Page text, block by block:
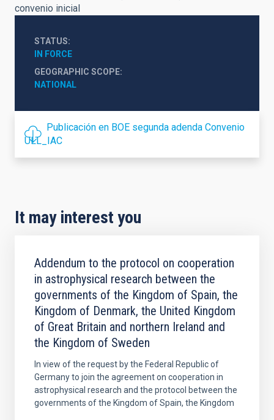
convenio inicial
STATUS
IN FORCE
GEOGRAPHIC SCOPE
NATIONAL
Publicación en BOE segunda adenda Convenio
ULL_IAC
It may interest you
Addendum to the protocol on cooperation
in astrophysical research between the
governments of the Kingdom of Spain, the
Kingdom of Denmark, the United Kingdom
of Great Britain and northern Ireland and
the Kingdom of Sweden
In view of the request by the Federal Republic of
Germany to join the agreement on cooperation in
astrophysical research and the protocol between the
governments of the Kingdom of Spain, the Kingdom